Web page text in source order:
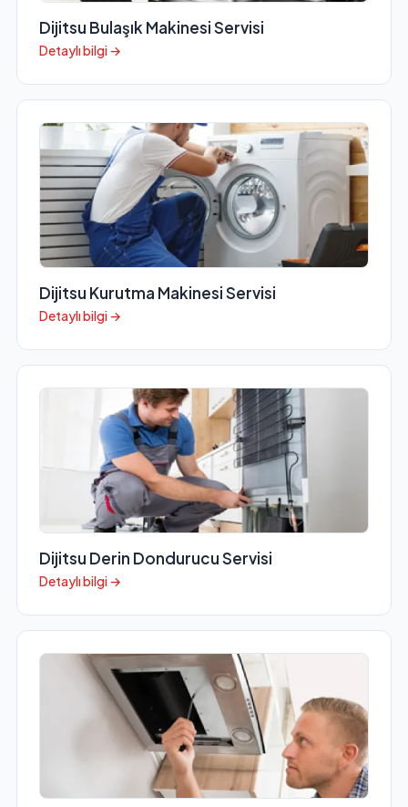
Dijitsu Bulaşık Makinesi Servisi
Detaylı bilgi →
Dijitsu Kurutma Makinesi Servisi
Detaylı bilgi →
Dijitsu Derin Dondurucu Servisi
Detaylı bilgi →